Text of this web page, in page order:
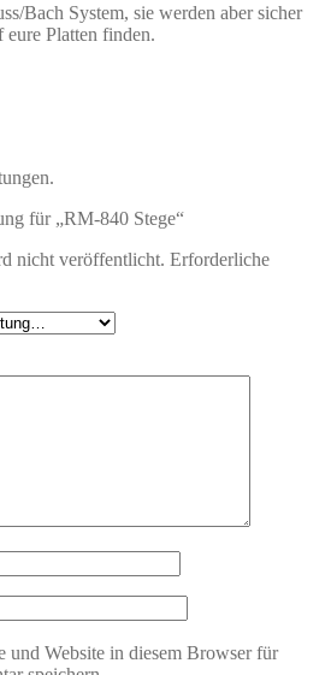
Bach System, sie werden aber sicher
eure Platten finden.
für „RM-840 Stege“
nicht veröffentlicht. Erforderliche
und Website in diesem Browser für